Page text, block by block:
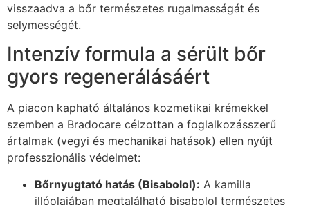
visszaadva a bőr természetes rugalmasságát és
selymességét.
Intenzív formula a sérült bőr
gyors regenerálásáért
A piacon kapható általános kozmetikai krémekkel
szemben a Bradocare célzottan a foglalkozásszerű
ártalmak (vegyi és mechanikai hatások) ellen nyújt
professzionális védelmet:
Bőrnyugtató hatás (Bisabolol): A kamilla
illóolajában megtalálható bisabolol természetes